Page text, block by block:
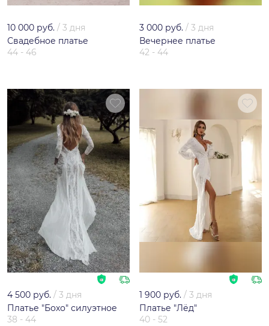
10 000 руб. / 3 дня
Свадебное платье
44 - 46
3 000 руб. / 3 дня
Вечернее платье
42 - 44
4 500 руб. / 3 дня
Платье "Бохо" силуэтное
38 - 44
1 900 руб. / 3 дня
Платье "Лёд"
40 - 52